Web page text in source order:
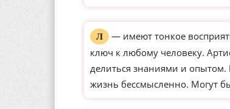
Л
— имеют тонкое
ключ к любому человеку.
делиться знаниями и опытом.
жизнь бессмысленно. Могут